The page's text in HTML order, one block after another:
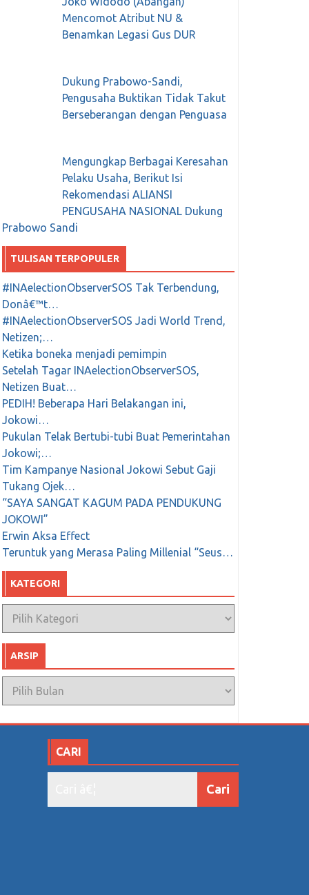
Mencomot Atribut NU &
Benamkan Legasi Gus DUR
Dukung Prabowo-Sandi,
Pengusaha Buktikan Tidak Takut
Berseberangan dengan Penguasa
Mengungkap Berbagai Keresahan
Pelaku Usaha, Berikut Isi
Rekomendasi ALIANSI
PENGUSAHA NASIONAL Dukung
Prabowo Sandi
TULISAN TERPOPULER
#INAelectionObserverSOS Tak Terbendung,
Donâ€™t…
#INAelectionObserverSOS Jadi World Trend,
Netizen;…
Ketika boneka menjadi pemimpin
Setelah Tagar INAelectionObserverSOS,
Netizen Buat…
PEDIH! Beberapa Hari Belakangan ini,
Jokowi…
Pukulan Telak Bertubi-tubi Buat Pemerintahan
Jokowi;…
Tim Kampanye Nasional Jokowi Sebut Gaji
Tukang Ojek…
“SAYA SANGAT KAGUM PADA PENDUKUNG
JOKOWI”
Erwin Aksa Effect
Teruntuk yang Merasa Paling Millenial “Seus…
KATEGORI
Kategori
ARSIP
Arsip
CARI